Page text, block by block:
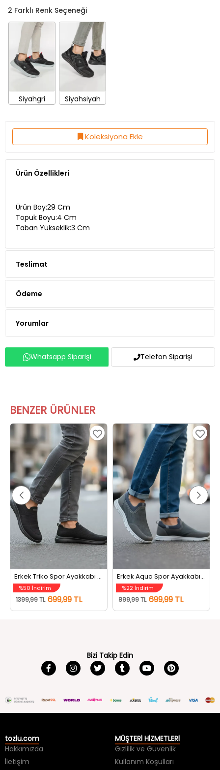
2 Farklı Renk Seçeneği
Siyahgri Siyahsiyah
Koleksiyona Ekle
Ürün Özellikleri
Ürün Boy:29 Cm
Topuk Boyu:4 Cm
Taban Yükseklik:3 Cm
Teslimat
Ödeme
Yorumlar
Whatsapp Siparişi Telefon Siparişi
BENZER ÜRÜNLER
Erkek Triko Spor Ayakkabı Siyah
%50 İndirim
1399,99 TL 699,99 TL
Erkek Aqua Spor Ayakkabı Füme
%22 İndirim
899,99 TL 699,99 TL
Bizi Takip Edin
tozlu.com
Hakkımızda
İletişim
MÜŞTERİ HİZMETLERİ
Gizlilik ve Güvenlik
Kullanım Koşulları